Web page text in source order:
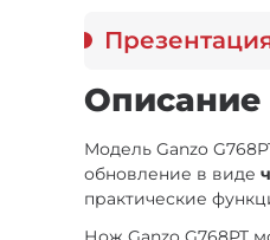
Описание
Модель Ganzo
обновление в виде
практические